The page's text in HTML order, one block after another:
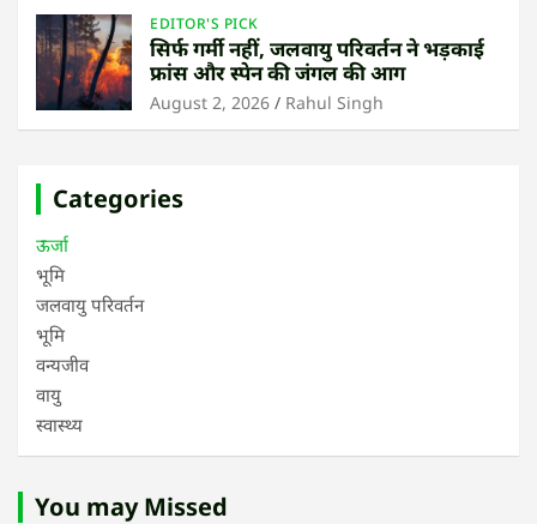
EDITOR'S PICK
सिर्फ गर्मी नहीं, जलवायु परिवर्तन ने भड़काई
फ्रांस और स्पेन की जंगल की आग
August 2, 2026 Rahul Singh
Categories
ऊर्जा
भूमि
जलवायु परिवर्तन
भूमि
वन्यजीव
वायु
स्वास्थ्य
You may Missed